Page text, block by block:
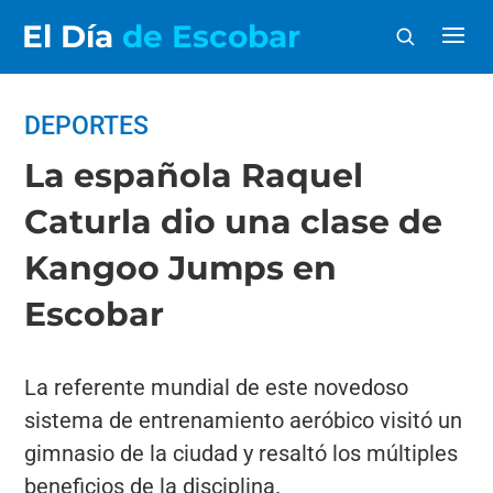
El Día de Escobar
DEPORTES
La española Raquel
Caturla dio una clase de
Kangoo Jumps en
Escobar
La referente mundial de este novedoso
sistema de entrenamiento aeróbico visitó un
gimnasio de la ciudad y resaltó los múltiples
beneficios de la disciplina.